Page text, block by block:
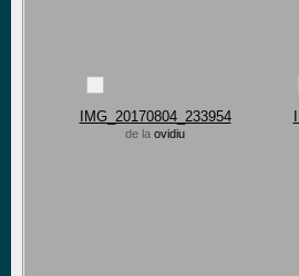
IMG_20170804_233954
de la ovidiu